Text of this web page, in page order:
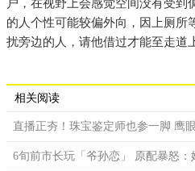
户，在视野上会感觉空间没有受到
的人个性可能较偏外向，因上厕所
扰旁边的人，请他借过才能至走道
相关阅读
直播正夯！珠宝鉴定师也参一脚 鹰
6旬前市长玩「爷孙恋」 原配暴怒：